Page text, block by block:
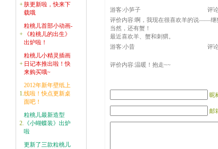
+ 肤更新啦，快来下
载哦
+
粒桃儿首部小动画-
《粒桃儿的出生》
出炉啦！
+
粒桃儿小精灵插画
日记本推出啦！快
来购买哦~
1.
2012年新年壁纸上
线啦！快点更新桌
面吧！
2.
粒桃儿最新造型
《小蝴蝶装》出炉
啦
更新了三款粒桃儿
游客:小笋子
评
评价内容:啊，我现在很喜欢羊的说——继
当然，还有蟹！
最近喜欢羊、蟹和刺猬。
游客:小昔
评
评价内容:温暖！抱走~~
昵
邮